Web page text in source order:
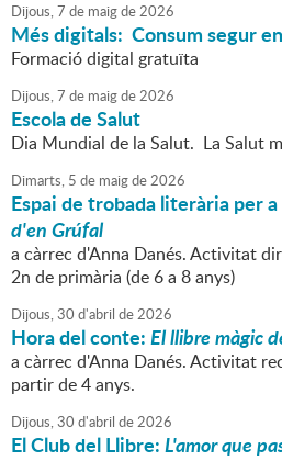
Dijous,7 de maigde2026
Més digitals: Consum segur
Formació digital gratuïta
Dijous,7 de maigde2026
Escola de Salut
Dia Mundial de la Salut. La Salut
Dimarts, 5 de maigde2026
Espai de trobada literària per
d'en Grúfal
a càrrec d'Anna Danés. Activitat
2n de primària (de 6 a 8 anys)
Dijous,30 d'abril de2026
Hora del conte:El llibre màgic
a càrrec d'Anna Danés. Activitat
partir de 4 anys.
Dijous,30 d'abril de2026
El Club del Llibre:L'amor que